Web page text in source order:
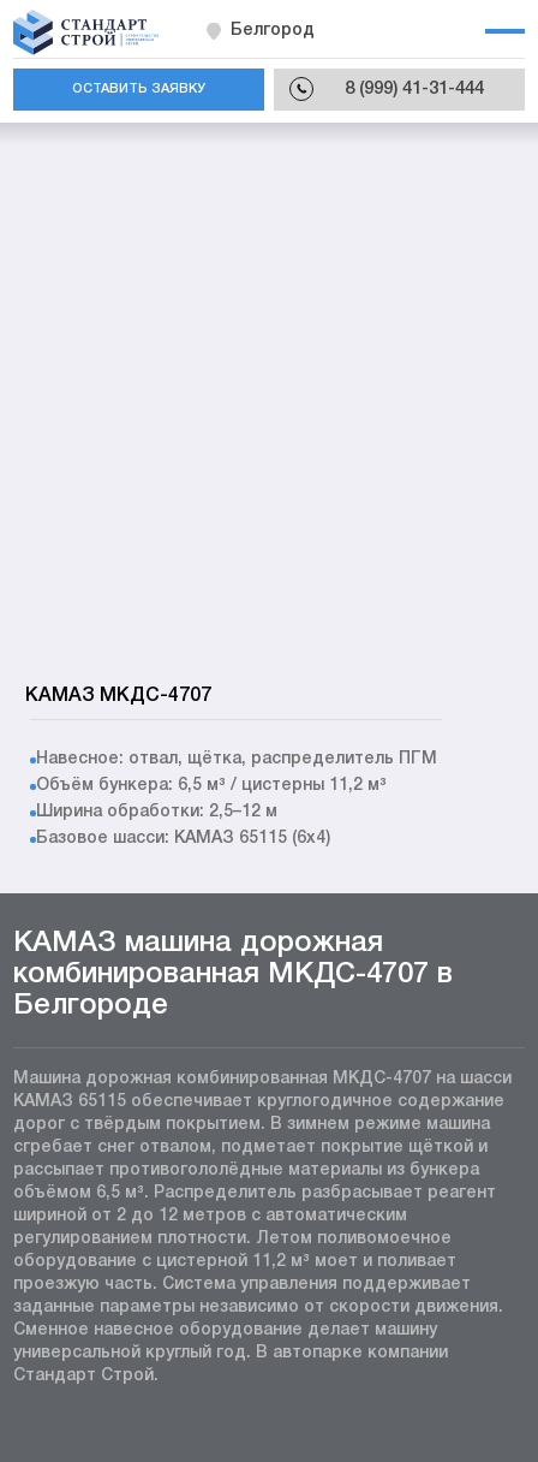
Белгород
8 (999) 41-31-444
ОСТАВИТЬ ЗАЯВКУ
КАМАЗ МКДС-4707
Навесное: отвал, щётка, распределитель ПГМ
Объём бункера: 6,5 м³ / цистерны 11,2 м³
Ширина обработки: 2,5–12 м
Базовое шасси: КАМАЗ 65115 (6x4)
КАМАЗ машина дорожная
комбинированная МКДС-4707 в
Белгороде
Машина дорожная комбинированная МКДС-4707 на шасси
КАМАЗ 65115 обеспечивает круглогодичное содержание
дорог с твёрдым покрытием. В зимнем режиме машина
сгребает снег отвалом, подметает покрытие щёткой и
рассыпает противогололёдные материалы из бункера
объёмом 6,5 м³. Распределитель разбрасывает реагент
шириной от 2 до 12 метров с автоматическим
регулированием плотности. Летом поливомоечное
оборудование с цистерной 11,2 м³ моет и поливает
проезжую часть. Система управления поддерживает
заданные параметры независимо от скорости движения.
Сменное навесное оборудование делает машину
универсальной круглый год. В автопарке компании
Стандарт Строй.